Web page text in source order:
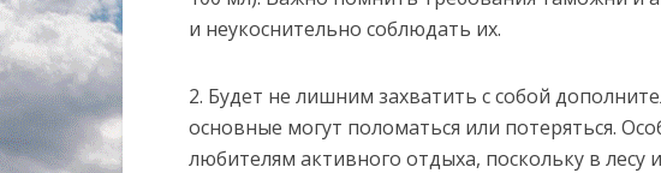
и неукоснительно соблюдать их.
2. Будет не лишним захватить с собой
основные могут поломаться или потеряться.
любителям активного отдыха, поскольку в лесу